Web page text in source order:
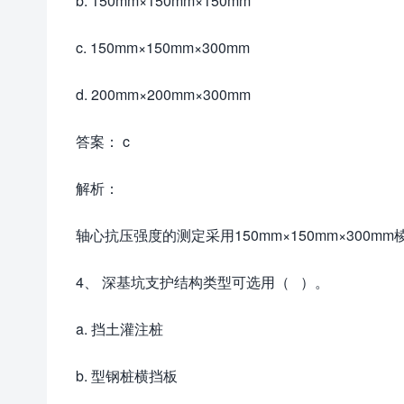
c. 150mm×150mm×300mm
d. 200mm×200mm×300mm
答案： c
解析：
轴心抗压强度的测定采用150mm×150mm×300mm
4、 深基坑支护结构类型可选用（ ）。
a. 挡土灌注桩
b. 型钢桩横挡板